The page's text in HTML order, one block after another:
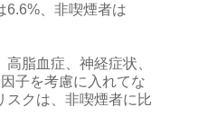
6.6%、非喫煙者は
高脂血症、神経症状、
子を考慮に入れてな
スクは、非喫煙者に比